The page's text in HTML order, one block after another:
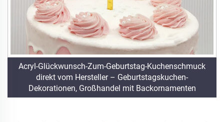
Acryl-Glückwunsch-Zum-Geburtstag-Kuchenschmuck
direkt vom Hersteller – Geburtstagskuchen-
Dekorationen, Großhandel mit Backornamenten